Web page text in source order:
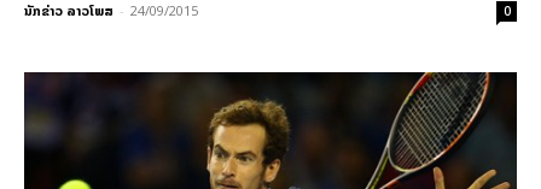
ນັກຂ່າວ ລາວໂພສ - 24/09/2015 0